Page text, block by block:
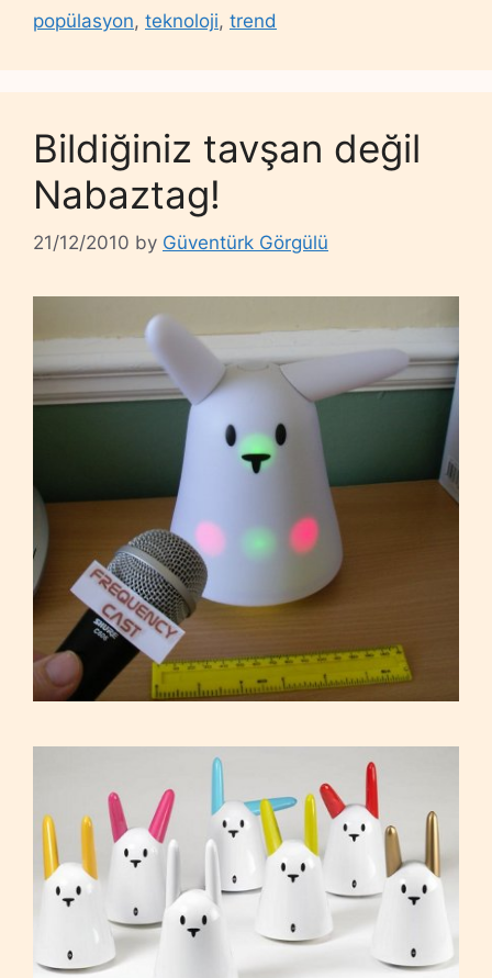
popülasyon, teknoloji, trend
Bildiğiniz tavşan değil
Nabaztag!
21/12/2010 by Güventürk Görgülü